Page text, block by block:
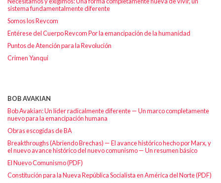
sistema fundamentalmente diferente
Somos los Revcom
Entérese del Cuerpo Revcom Por la emancipación de la humanidad
Puntos de Atención para la Revolución
Crimen Yanqui
BOB AVAKIAN
Bob Avakian: Un líder radicalmente diferente — Un marco completamente
nuevo para la emancipación humana
Obras escogidas de BA
Breakthroughs (Abriendo Brechas) — El avance histórico hecho por Marx, y
el nuevo avance histórico del nuevo comunismo — Un resumen básico
El Nuevo Comunismo (PDF)
Constitución para la Nueva República Socialista en América del Norte (PDF)